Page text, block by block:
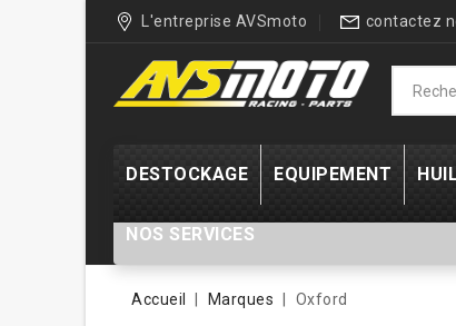
L'entreprise AVSmoto contactez
DESTOCKAGE EQUIPEMENT
NOS SERVICES
Accueil Marques Oxford